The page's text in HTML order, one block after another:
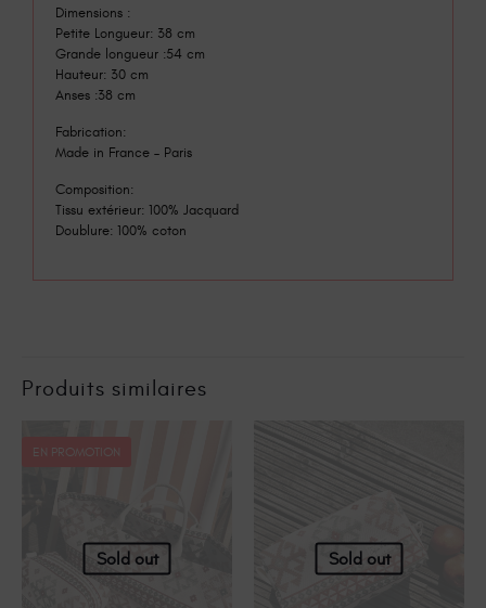
Dimensions :
Petite Longueur: 38 cm
Grande longueur :54 cm
Hauteur: 30 cm
Anses :38 cm
Fabrication:
Made in France – Paris
Composition:
Tissu extérieur: 100% Jacquard
Doublure: 100% coton
Produits similaires
EN PROMOTION
Sold out Sold out